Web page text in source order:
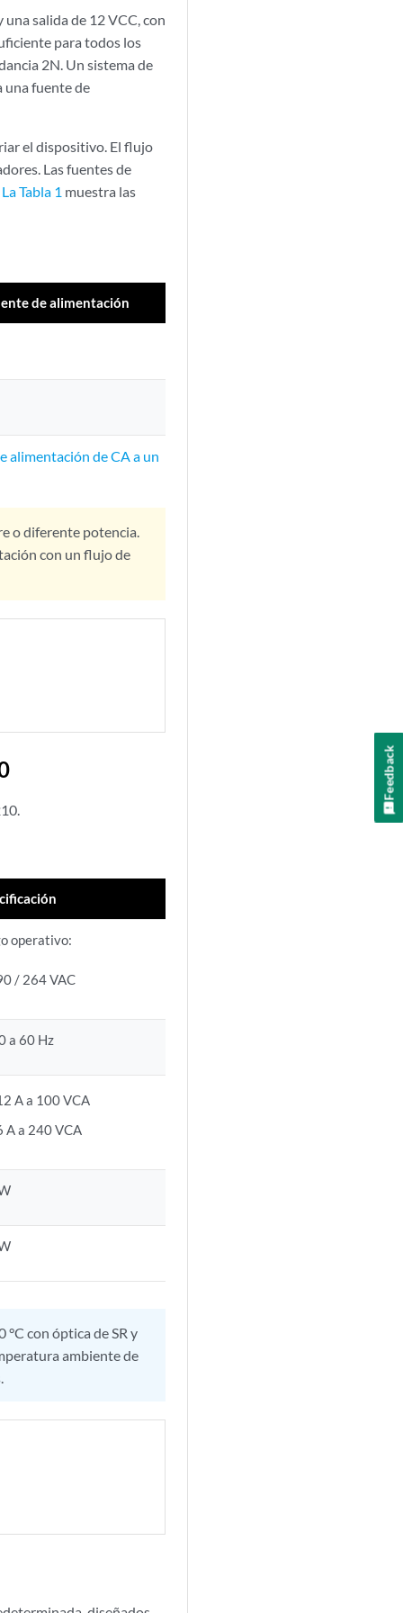
salida de 12 VCC, con
para todos los
2N. Un sistema de
una fuente de
el dispositivo. El flujo
Las fuentes de
La Tabla 1 muestra las
de alimentación
alimentación de CA a un
o diferente potencia.
con un flujo de
operativo:
/ 264 VAC
a 60 Hz
A a 100 VCA
A a 240 VCA
con óptica de SR y
ambiente de
Feedback